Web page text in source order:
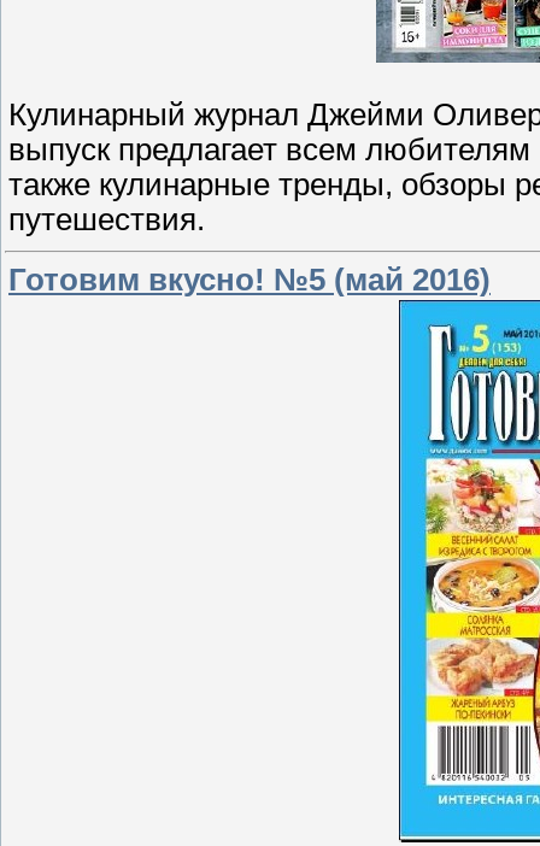
Кулинарный журнал Джейми
выпуск предлагает всем
также кулинарные тренды, обзоры
путешествия.
Готовим вкусно! №5 (май 2016)